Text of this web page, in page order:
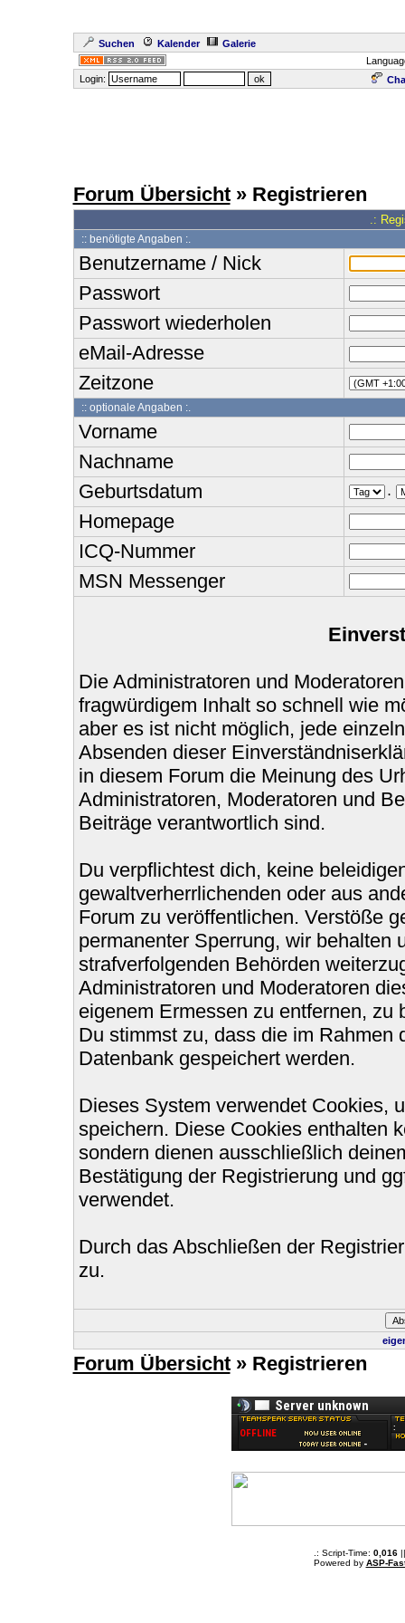
Suchen Kalender
Galerie
Login:
Forum Übersicht» Registrieren
.:
:: benötigte Angaben :.
Benutzername / Nick
Passwort
Passwort wiederholen
eMail-Adresse
Zeitzone
:: optionale Angaben :.
Vorname
Nachname
Geburtsdatum
.
Homepage
ICQ-Nummer
MSN Messenger
Die Administratoren und
fragwürdigem Inhalt so schnell wie
aber es ist nicht möglich, jede
Absenden dieser
in diesem Forum die Meinung des
Administratoren, Moderatoren und
Beiträge verantwortlich sind.
Du verpflichtest dich, keine
gewaltverherrlichenden oder aus
Forum zu veröffentlichen. Verstöße
permanenter Sperrung, wir behalten
strafverfolgenden Behörden
Administratoren und Moderatoren
eigenem Ermessen zu entfernen, zu
Du stimmst zu, dass die im Rahmen
Datenbank gespeichert werden.
Dieses System verwendet Cookies,
speichern. Diese Cookies enthalten
sondern dienen ausschließlich
Bestätigung der Registrierung und
verwendet.
Durch das Abschließen der
zu.
Forum Übersicht» Registrieren
.: Script-Time: 0,016||
Powered by ASP-